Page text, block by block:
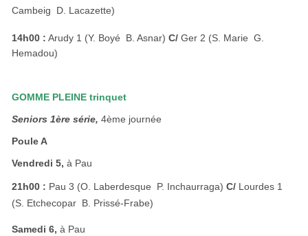
Cambeig  D. Lacazette)
14h00 : Arudy 1 (Y. Boyé  B. Asnar)C/Ger 2 (S. Marie  G.
Hemadou)
GOMME PLEINE trinquet
Seniors 1ère série, 4ème journée
Poule A
Vendredi 5, à Pau
21h00 : Pau 3 (O. Laberdesque  P. Inchaurraga)C/ Lourdes 1
(S. Etchecopar  B. Prissé-Frabe)
Samedi 6, à Pau